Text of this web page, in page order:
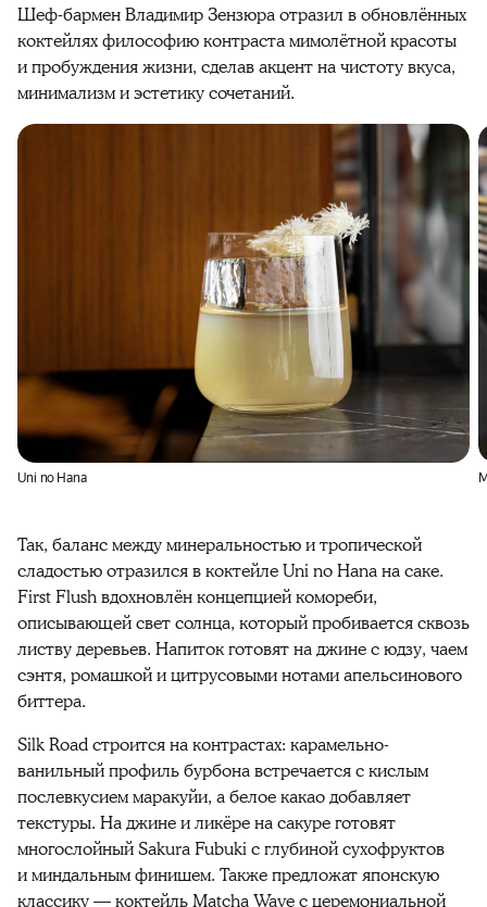
Шеф-бармен Владимир Зензюра отразил в обновлённых
коктейлях философию контраста мимолётной красоты
и пробуждения жизни, сделав акцент на чистоту вкуса,
минимализм и эстетику сочетаний.
Uni no Hana
Так, баланс между минеральностью и тропической
сладостью отразился в коктейле Uni no Hana на саке.
First Flush вдохновлён концепцией комореби,
описывающей свет солнца, который пробивается сквозь
листву деревьев. Напиток готовят на джине с юдзу, чаем
сэнтя, ромашкой и цитрусовыми нотами апельсинового
биттера.
Silk Road строится на контрастах: карамельно-
ванильный профиль бурбона встречается с кислым
послевкусием маракуйи, а белое какао добавляет
текстуры. На джине и ликёре на сакуре готовят
многослойный Sakura Fubuki с глубиной сухофруктов
и миндальным финишем. Также предложат японскую
классику — коктейльMatcha Waveс церемониальной